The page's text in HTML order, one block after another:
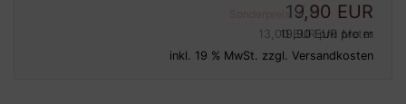
7,80 EUR
13,00 EUR pro Meter
inkl. 19 % MwSt. zzgl. Versandkosten
19,90 EUR
19,90 EUR pro m
inkl. 19 % MwSt. zzgl. Versandkosten